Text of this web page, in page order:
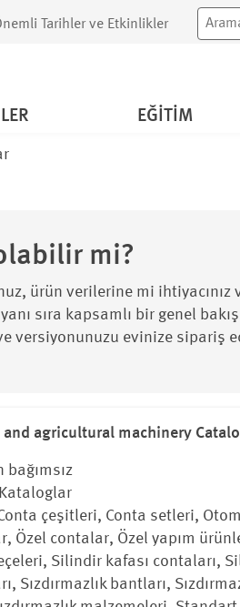
Tarihler ve Etkinlikler
EĞITIM
mi?
ürün verilerine mi
sıra kapsamlı bir genel
versiyonunuzu evinize sipariş
agricultural machinery
bağımsız
çeşitleri, Conta setleri,
Özel contalar, Özel yapım
Silindir kafası contaları,
Sızdırmazlık bantları,